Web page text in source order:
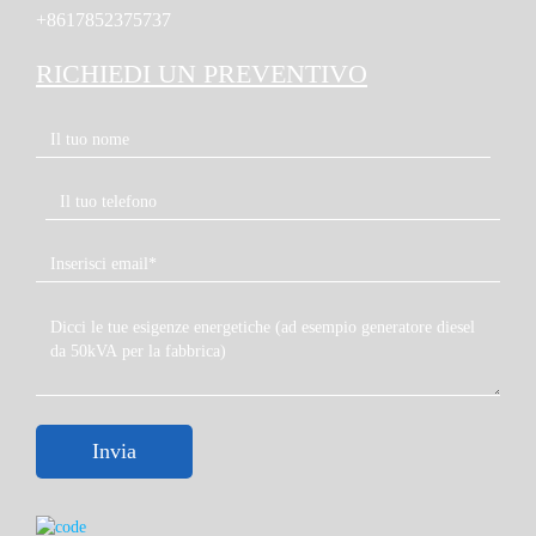
+8617852375737
RICHIEDI UN PREVENTIVO
Invia